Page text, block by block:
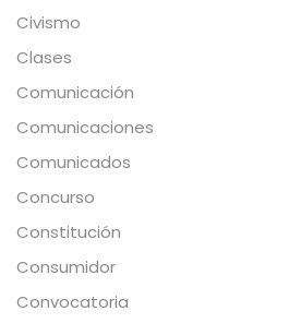
Civismo
Clases
Comunicación
Comunicaciones
Comunicados
Concurso
Constitución
Consumidor
Convocatoria